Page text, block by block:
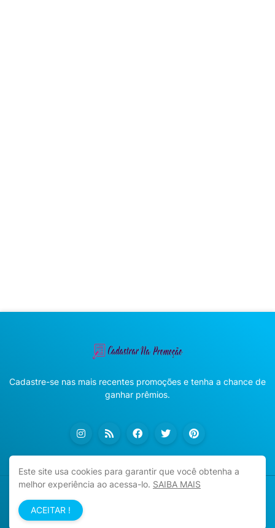
Cadastre-se nas mais recentes promoções e tenha a chance de
ganhar prêmios.
Início
Este site usa cookies para garantir que você obtenha a
melhor experiência ao acessa-lo. SAIBA MAIS
ACEITAR !